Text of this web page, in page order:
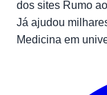
dos sites Rumo
Já ajudou
Medicina em